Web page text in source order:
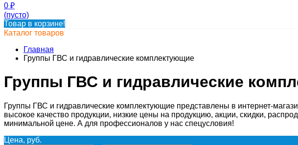
0 ₽
(пусто)
Товар в корзине!
Каталог товаров
Главная
Группы ГВС и гидравлические комплектующие
Группы ГВС и гидравлические
Группы ГВС и гидравлические комплектующие представлены в интернет-
высокое качество продукции, низкие цены на продукцию, акции, скидки,
минимальной цене. А для профессионалов у нас спецусловия!
Цена, руб.